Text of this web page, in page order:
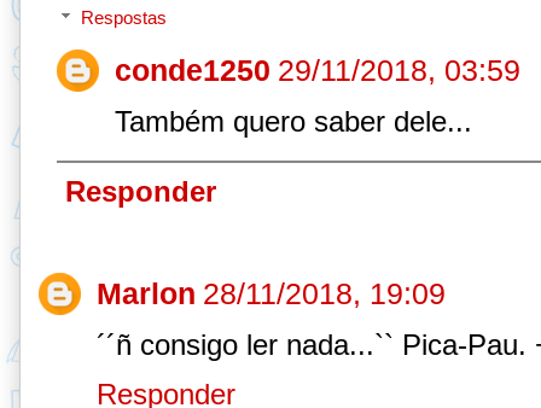
Respostas
conde1250 29/11/2018, 03:59
Também quero saber dele...
Responder
Marlon 28/11/2018, 19:09
´´ñ consigo ler nada...`` Pica-Pau.
Responder